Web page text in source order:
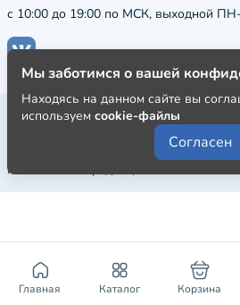
Главная Каталог Корзина
с 10:00 до 19:00 по МСК, выходной
Публичная оферта
Пользовательское соглашение
Политика конфиденциальности
Мы заботимся о вашей
Находясь на данном сайте вы
используем cookie-файлы
Согласен